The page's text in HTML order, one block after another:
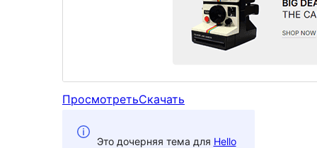
ПросмотретьСкачать
Это дочерняя тема для Hello